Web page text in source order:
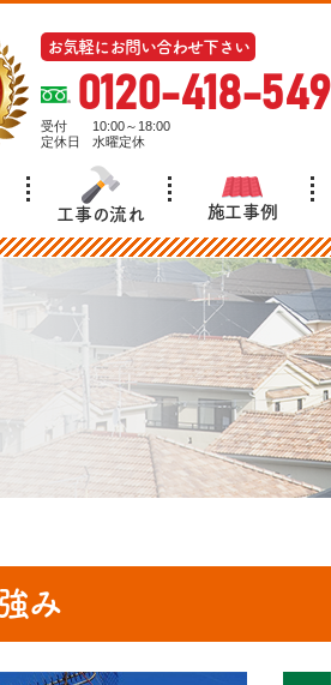
お気軽にお問い合わせ下さい
0120-418-549
受付
10:00～18:00
定休日
水曜定休
工事の流れ 施工事例
み